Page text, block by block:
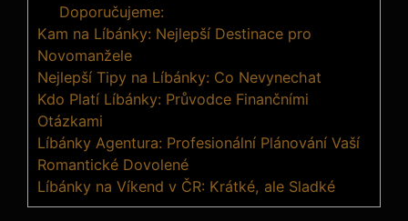
Doporučujeme:
Kam na Líbánky: Nejlepší Destinace pro
Novomanžele
Nejlepší Tipy na Líbánky: Co Nevynechat
Kdo Platí Líbánky: Průvodce Finančními
Otázkami
Líbánky Agentura: Profesionální Plánování Vaší
Romantické Dovolené
Líbánky na Víkend v ČR: Krátké, ale Sladké